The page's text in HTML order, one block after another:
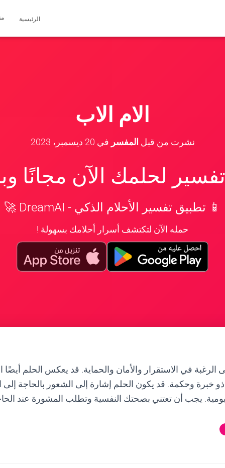
الرئيسية
الام الاب
نشرت من قبل المفسر في 20 ديسمبر، 2023
لحلمك الآن مجانًا
📱 تطبيق تفسير الأحلام الذكي - DreamAI 🚀
حمله الآن لتكتشف أسرار أحلامك بسهولة !
الرغبة في الاستقرار والأمان والحماية. قد يعكس الحلم أيضًا
وحكمة. قد يكون الحلم إشارة إلى الشعور بالحاجة إلى
يجب أن تعتني بصحتك النفسية وتطلب المشورة عند